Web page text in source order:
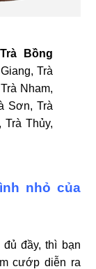
Bồng
Trà
Nham,
Sơn, Trà
Trà Thủy,
nhỏ của
đầy, thì bạn
cướp diễn ra